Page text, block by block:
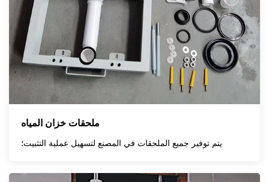
ملحقات خزان المياه
يتم توفير جميع الملحقات في المصنع لتسهيل عملية التثبيت؛